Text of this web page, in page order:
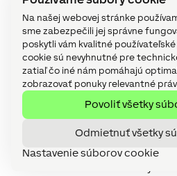
Na našej webovej stránke
sme zabezpečili jej správne
poskytli vám kvalitné
cookie sú nevyhnutné pre
zatiaľ čo iné nám pomáhajú
zobrazovať ponuky relevantné
Povoliť všetky
Odmietnuť všetky
Nastavenie súborov cookie
Loxone
S Audio Prehrávačom
profesionálom. Bez
inteligentnú
nehnuteľnosť, špeciálnu
priemysel – s
nástrojom na svete môžete
audio konfiguráciu len